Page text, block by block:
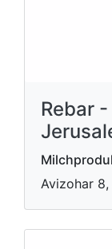
Rebar
Avizohar